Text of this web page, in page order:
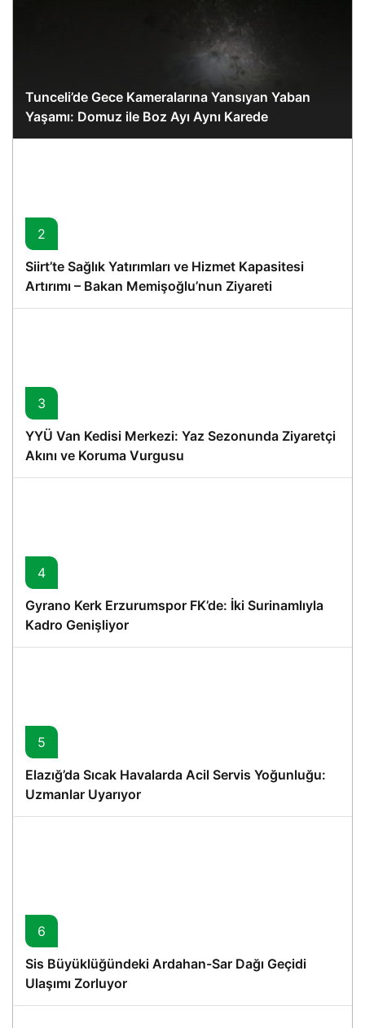
Tunceli’de Gece Kameralarına Yansıyan Yaban
Yaşamı: Domuz ile Boz Ayı Aynı Karede
2
Siirt’te Sağlık Yatırımları ve Hizmet Kapasitesi
Artırımı – Bakan Memişoğlu’nun Ziyareti
3
YYÜ Van Kedisi Merkezi: Yaz Sezonunda Ziyaretçi
Akını ve Koruma Vurgusu
4
Gyrano Kerk Erzurumspor FK’de: İki Surinamlıyla
Kadro Genişliyor
5
Elazığ’da Sıcak Havalarda Acil Servis Yoğunluğu:
Uzmanlar Uyarıyor
6
Sis Büyüklüğündeki Ardahan-Sar Dağı Geçidi
Ulaşımı Zorluyor